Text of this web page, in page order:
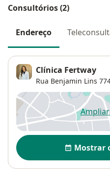
Consultórios (2)
Endereço
Clínica Fertway
Rua Benjamin Lins
Disponibilidade
Mostrar